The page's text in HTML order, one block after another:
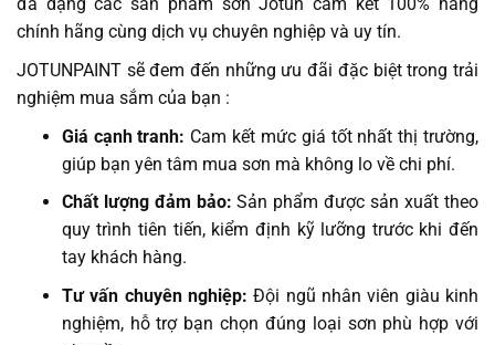
chính hãng cùng dịch vụ chuyên nghiệp và uy tín.
JOTUNPAINT sẽ đem đến những ưu đãi đặc biệt trong trải
nghiệm mua sắm của bạn :
Giá cạnh tranh: Cam kết mức giá tốt nhất thị trường,
giúp bạn yên tâm mua sơn mà không lo về chi phí.
Chất lượng đảm bảo: Sản phẩm được sản xuất theo
quy trình tiên tiến, kiểm định kỹ lưỡng trước khi đến
tay khách hàng.
Tư vấn chuyên nghiệp: Đội ngũ nhân viên giàu kinh
nghiệm, hỗ trợ bạn chọn đúng loại sơn phù hợp với